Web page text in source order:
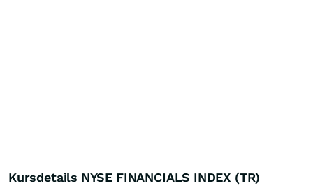
Kursdetails NYSE FINANCIALS INDEX (TR)